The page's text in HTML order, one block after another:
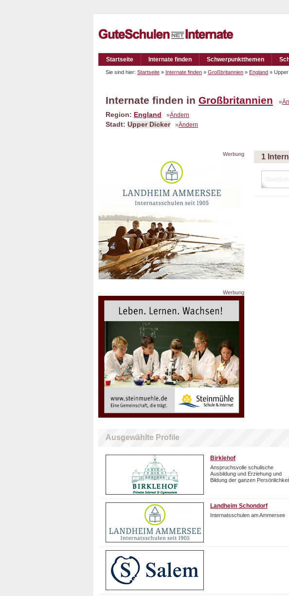
Startseite Internate finden Schwerpunktthemen
Sie sind hier: Startseite » Internate finden » Großbritannien » England »
Internate finden in Großbritannien »
Region: England »Ändern
Stadt: Upper Dicker »Ändern
Werbung
Werbung
1
Ausgewählte Profile
Birklehof
Anspruchsvolle schulische
Ausbildung und Erziehung und
Bildung der ganzen
Landheim Schondorf
Internatsschulen am Ammersee